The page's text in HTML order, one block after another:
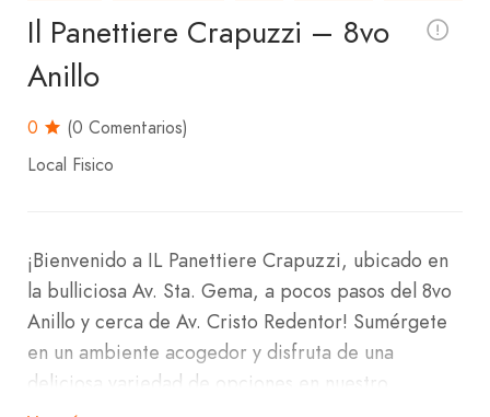
Il Panettiere Crapuzzi – 8vo
Anillo
0
(0 Comentarios)
Local Fisico
¡Bienvenido a IL Panettiere Crapuzzi, ubicado en
la bulliciosa Av. Sta. Gema, a pocos pasos del 8vo
Anillo y cerca de Av. Cristo Redentor! Sumérgete
en un ambiente acogedor y disfruta de una
deliciosa variedad de opciones en nuestro